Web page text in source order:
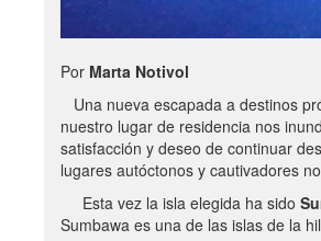
Por Marta Notivol
Una nueva escapada a destinos
nuestro lugar de residencia nos
satisfacción y deseo de continuar
lugares autóctonos y cautivadores
Esta vez la isla elegida ha sido
Sumbawa es una de las islas de la